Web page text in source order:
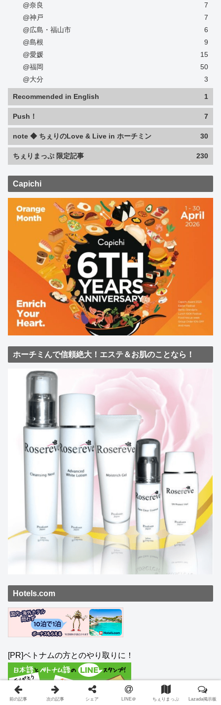
@奈良
7
@神戸
7
@広島・福山市
6
@島根
9
@愛媛
15
@福岡
50
@大分
3
Recommended in English 1
Push！ 7
note ◆ ちぇりのLove & Live in ホーチミン 30
ちぇりまっぷ 限定記事 230
Capichi
ホーチミんで信頼絶大！エステ＆お肌のことなら！
Hotels.com
[PR]ベトナムの方とのやり取りに！
前の記事 次の記事 シェア LINE＠ ちぇりまっぷ Lazada掲示板